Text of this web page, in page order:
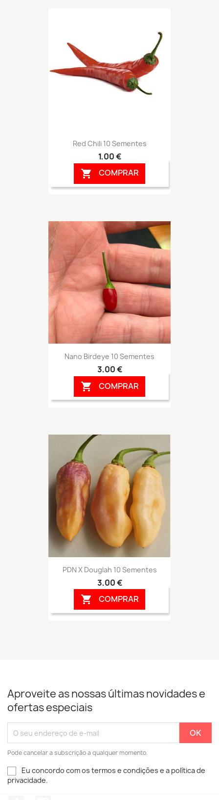
Red Chili 10 Sementes
1,00 €
 COMPRAR
Nano Birdeye 10 Sementes
3,00 €
 COMPRAR
PDN X Douglah 10 Sementes
3,00 €
 COMPRAR
Aproveite as nossas últimas novidades e
ofertas especiais
Pode cancelar a subscrição a qualquer momento.
Eu concordo com os termos e condições e a política de
privacidade.